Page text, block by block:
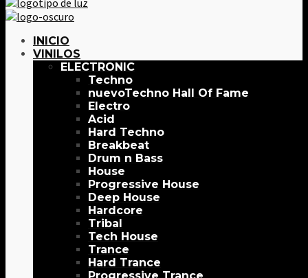
INICIO
VINILOS
ELECTRONIC
Techno
Techno Hall Of Fame
Electro
Acid
Hard Techno
Breakbeat
Drum n Bass
House
Progressive House
Deep House
Hardcore
Tribal
Tech House
Trance
Hard Trance